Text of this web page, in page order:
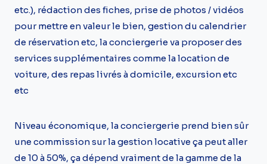
etc.), rédaction des fiches, prise de photos / vidéos
pour mettre en valeur le bien, gestion du calendrier
de réservation etc, la conciergerie va proposer des
services supplémentaires comme la location de
voiture, des repas livrés à domicile, excursion etc
etc
Niveau économique, la conciergerie prend bien sûr
une commission sur la gestion locative ça peut aller
de 10 à 50%, ça dépend vraiment de la gamme de la